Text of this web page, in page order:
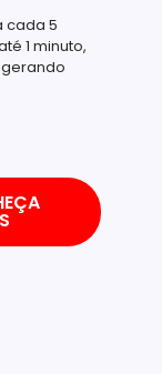
cada 5
1 minuto,